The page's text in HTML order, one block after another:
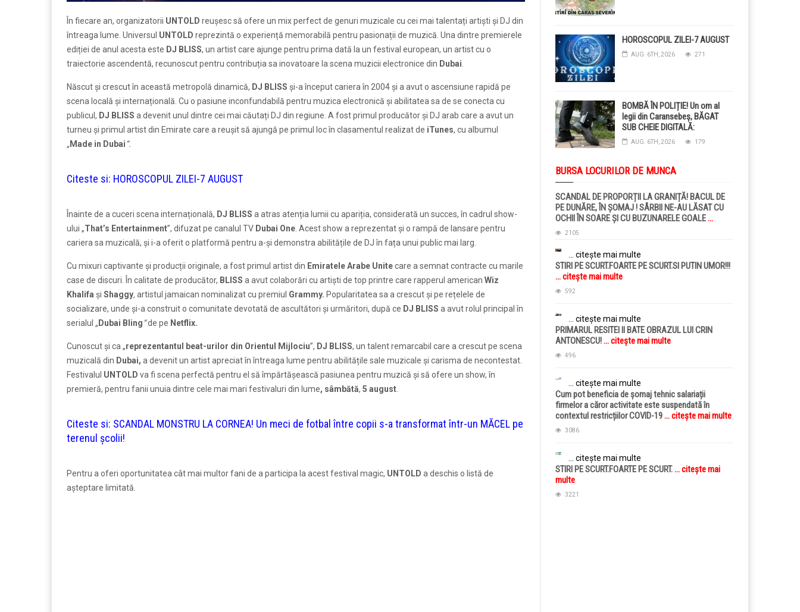
În fiecare an, organizatorii UNTOLD reușesc să ofere un mix perfect de genuri muzicale cu cei mai talentați artiști și DJ din
întreaga lume. Universul UNTOLD reprezintă o experiență memorabilă pentru pasionații de muzică. Una dintre premierele
ediției de anul acesta este DJ BLISS, un artist care ajunge pentru prima dată la un festival european, un artist cu o
traiectorie ascendentă, recunoscut pentru contribuția sa inovatoare la scena muzicii electronice din Dubai
Născut și crescut în această metropolă dinamică, DJ BLISS și-a început cariera în 2004 și a avut o ascensiune rapidă pe
scena locală și internațională. Cu o pasiune inconfundabilă pentru muzica electronică și abilitatea sa de se conecta cu
publicul, DJ BLISS a devenit unul dintre cei mai căutați DJ din regiune. A fost primul producător și DJ arab care a avut un
turneu și primul artist din Emirate care a reușit să ajungă pe primul loc în clasamentul realizat de iTunes, cu albumul
„Made in Dubai”.
Citeste si: HOROSCOPUL ZILEI-7 AUGUST
Înainte de a cuceri scena internațională, DJ BLISS a atras atenția lumii cu apariția, considerată un succes, în cadrul show-
ului „That’s Entertainment”, difuzat pe canalul TV Dubai One . Acest show a reprezentat și o rampă de lansare pentru
cariera sa muzicală, și i-a oferit o platformă pentru a-și demonstra abilitățile de DJ în fața unui public mai larg.
Cu mixuri captivante și producții originale, a fost primul artist din Emiratele Arabe Unitecare a semnat contracte cu marile
case de discuri. În calitate de producător, BLISS a avut colaborări cu artiști de top printre care rapperul american Wiz
Khalifa și Shaggy,artistul jamaican nominalizat cu premiul Grammy. Popularitatea sa a crescut și pe rețelele de
socializare, unde și-a construit o comunitate devotată de ascultători și urmăritori, după ce DJ BLISS a avut rolul principal în
serialul „Dubai Bling”de pe Netflix.
Cunoscut și ca „reprezentantul beat-urilor din Orientul Mijlociu”, DJ BLISS, un talent remarcabil care a crescut pe scena
muzicală din Dubai, a devenit un artist apreciat în întreaga lume pentru abilitățile sale muzicale și carisma de necontestat.
Festivalul UNTOLD va fi scena perfectă pentru el să împărtășească pasiunea pentru muzică și să ofere un show, în
premieră, pentru fanii unuia dintre cele mai mari festivaluri din lume, sâmbătă, 5 august
Citeste si: SCANDAL MONSTRU LA CORNEA! Un meci de fotbal între copii s-a transformat într-un MĂCEL pe
terenul școlii!
Pentru a oferi oportunitatea cât mai multor fani de a participa la acest festival magic, UNTOLD a deschis o listă de
așteptare limitată.
HOROSCOPUL ZILEI-7 AUGUST
AUG. 6TH, 2026 271
BOMBĂ ÎN POLIȚIE! Un om al
legii din Caransebeș, BĂGAT
SUB CHEIE DIGITALĂ:
Judecătorii i-au pus BRĂȚARĂ
ELECTRONICĂ la picior!
AUG. 6TH, 2026 179
BURSA LOCURILOR DE MUNCA
SCANDAL DE PROPORȚII LA GRANIȚĂ! BACUL DE
PE DUNĂRE, ÎN ȘOMAJ ! SÂRBII NE-AU LĂSAT CU
OCHII ÎN SOARE ȘI CU BUZUNARELE GOALE...
citește mai multe
2105
... citește mai multe
STIRI PE SCURT.FOARTE PE SCURT.SI PUTIN UMOR!!!
... citește mai multe
592
... citește mai multe
PRIMARUL RESITEI II BATE OBRAZUL LUI CRIN
ANTONESCU!... citește mai multe
496
... citește mai multe
Cum pot beneficia de șomaj tehnic salariații
firmelor a căror activitate este suspendată în
contextul restricțiilor COVID-19... citește mai multe
3086
... citește mai multe
STIRI PE SCURT.FOARTE PE SCURT.... citește mai
multe
3221